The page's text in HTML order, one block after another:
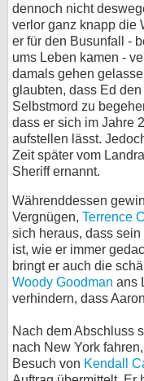
dennoch nicht
verlor ganz knapp die
er für den Busunfall -
ums Leben kamen -
damals gehen
glaubten, dass Ed
Selbstmord zu
dass er sich im Jahre
aufstellen lässt.
Zeit später vom
Sheriff ernannt.
Währenddessen
Vergnügen, Terrence
sich heraus, dass
ist, wie er immer
bringt er auch die
Woody Goodman ans
verhindern, dass
Nach dem Abschluss
nach New York
Besuch von Kendall